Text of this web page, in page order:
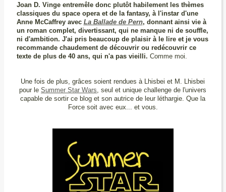
Joan D. Vinge entremêle donc plutôt habilement les thèmes
classiques du space opera et de la fantasy, à l'instar d'une
Anne McCaffrey avec La Ballade de Pern, donnant ainsi vie à
un roman complet, divertissant, qui ne manque ni de souffle,
ni d'ambition. J'ai pris beaucoup de plaisir à le lire et je vous
recommande chaudement de découvrir ou redécouvrir ce
texte de plus de 40 ans, qui n'a pas vieilli. Comme moi.
Une fois de plus, grâces soient rendues à Lhisbei et M. Lhisbei
pour leSummer Star Wars , seul et unique challenge de l'univers
capable de sortir ce blog et son autrice de leur léthargie. Que la
Force soit avec eux... et vous.